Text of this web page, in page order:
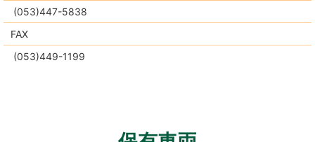
(053)447-5838
FAX
(053)449-1199